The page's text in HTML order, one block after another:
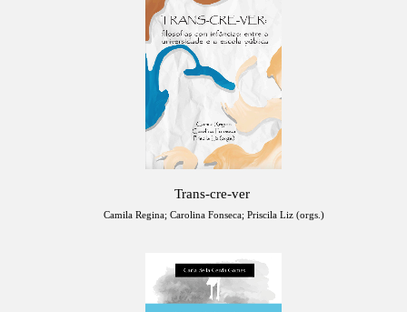
Trans-cre-ver
Camila Regina; Carolina Fonseca; Priscila Liz (orgs.)